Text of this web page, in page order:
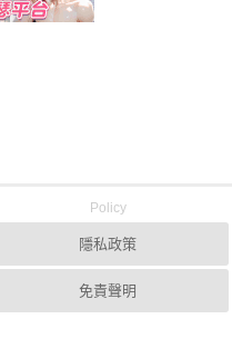
Policy
隱私政策
免責聲明